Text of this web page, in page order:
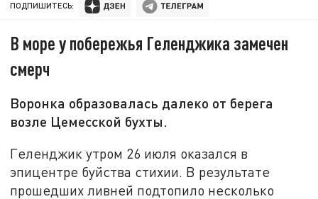
ПОДПИШИТЕСЬ:
В море у побережья Геленджика замечен
смерч
Воронка образовалась далеко от берега
возле Цемесской бухты.
Геленджик утром 26 июля оказался в
эпицентре буйства стихии. В результате
прошедших ливней подтопило несколько